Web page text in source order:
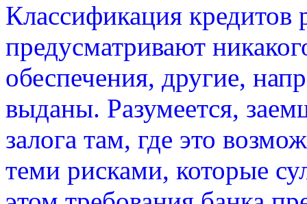
Классификация кредитов
предусматривают
обеспечения, другие,
выданы. Разумеется,
залога там, где это
теми рисками, которые